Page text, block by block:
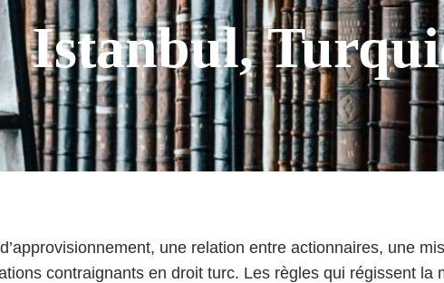
Istanbul,
une relation entre actionnaires, une
contraignants en droit turc. Les règles qui régissent la